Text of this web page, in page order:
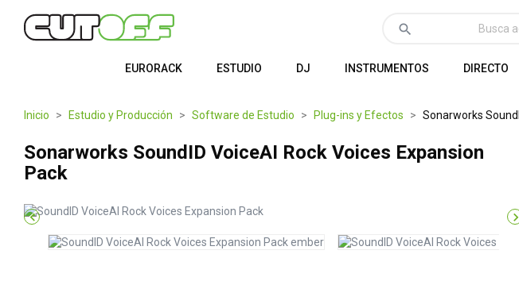
search
EURORACK ESTUDIO DJ INSTRUMENTOS DIRECTO
Inicio Estudio y Producción Software de Estudio Plug-ins y Efectos Sonarworks
Sonarworks SoundID VoiceAI Rock Voices Expansion
Pack
